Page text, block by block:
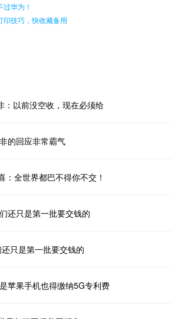
华为！
技巧，快收藏备用
：以前没空收，现在必须给
的回应非常霸气
全世界都巴不得你不交！
还只是第一批要交钱的
只是第一批要交钱的
苹果手机也得缴纳5G专利费